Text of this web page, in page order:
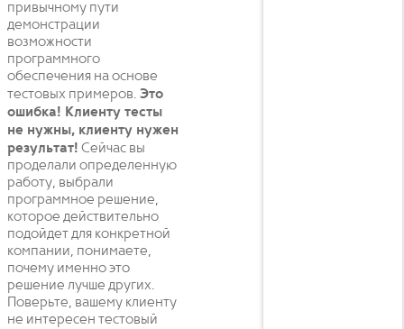
привычному пути
демонстрации
возможности
программного
обеспечения на основе
тестовых примеров. Это
ошибка! Клиенту тесты
не нужны, клиенту нужен
результат! Сейчас вы
проделали определенную
работу, выбрали
программное решение,
которое действительно
подойдет для конкретной
компании, понимаете,
почему именно это
решение лучше других.
Поверьте, вашему клиенту
не интересен тестовый